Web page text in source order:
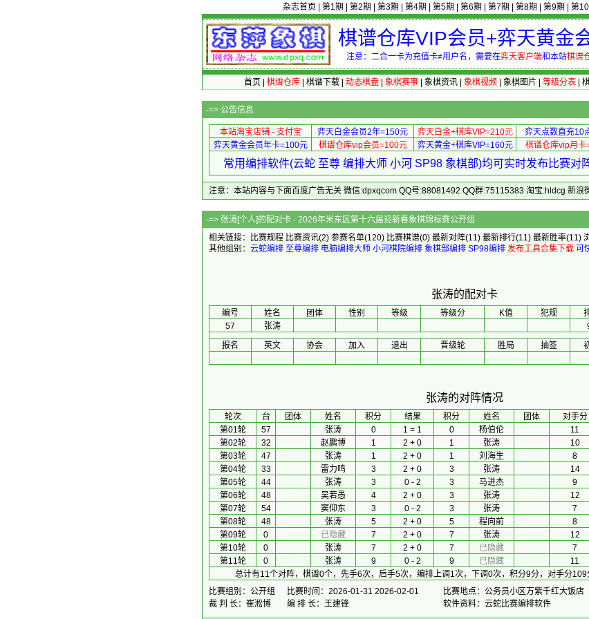
杂志首页 第1期 第2期 第3期 第4期 第5期 第6期 第7期 第8期 第9期 第
棋谱仓库VIP会员+弈天黄金
注意：二合一卡为充值卡≠用户名，需要在弈天客户端和本站棋谱
首页 棋谱仓库| 棋谱下载| 动态棋盘| 象棋赛事| 象棋资讯| 象棋视频 象棋图片 等级分表|
-=> 公告信息
本站淘宝店铺 - 支付宝 弈天白金会员2年=150元 弈天白金+棋库VIP=210元 弈天点数直充10
弈天黄金会员年卡=100元
棋谱仓库vip会员=100元 弈天黄金+棋库VIP=160元 棋谱仓库vip月卡
常用编排软件(云蛇 至尊 编排大师 小河 SP98 象棋部)均可实时发布比赛对
注意：本站内容与下面百度广告无关 微信:dpxqcom QQ号:88081492 QQ群:75115383 淘宝:hldcg 新浪
-=> 张涛[个人]的配对卡 - 2026年米东区第十六届迎新春象棋锦标赛公开
相关链接：
比赛规程 比赛资讯(2) 参赛名单(120) 比赛棋谱(0) 最新对阵(11) 最新排行(11) 最新胜率(11)
其他组别： 云蛇编排 至尊编排 电脑编排大师 小河棋院编排 象棋部编排 SP98编排 发布工具合集下载 可
张涛的配对卡
编号 姓名 团体 性别 等级 等级分 K值 犯规
57
张涛
报名
英文 协会 加入 退出 晋级轮 胜局 抽签
张涛的对阵情况
轮次 台 团体 姓名 积分 结果 积分 姓名 团体 对手分
第01轮
57 张涛 0 1 = 1 0 杨伯伦 11
第02轮
32 赵鹏博 1 2 + 0 1 张涛 10
第03轮
47 张涛 1 2 + 0 1 刘海生 8
第04轮
33 雷力鸣 3 2 + 0 3 张涛 14
第05轮
44 张涛 3 0 - 2 3 马进杰 9
第06轮
48 吴若愚 4 2 + 0 3 张涛 12
第07轮
54 窦仰东 3 0 - 2 3 张涛 7
第08轮
48 张涛 5 2 + 0 5 程向前 8
第09轮
0 已隐藏 7 2 + 0 7 张涛 12
第10轮
0 张涛 7 2 + 0 7 已隐藏 7
第11轮
0 张涛 9 0 - 2 9 已隐藏 11
总计有11个对阵，棋谱0个，先手6次，后手5次，编排上调1次，下调0次，积分9分，对手分
比赛组别：公开组
比赛时间：2026-01-31 2026-02-01 比赛地点：公务员小区万紫千红大饭店
裁 判 长：崔淞博
编 排 长：王建锋 软件资料：云蛇比赛编排软件